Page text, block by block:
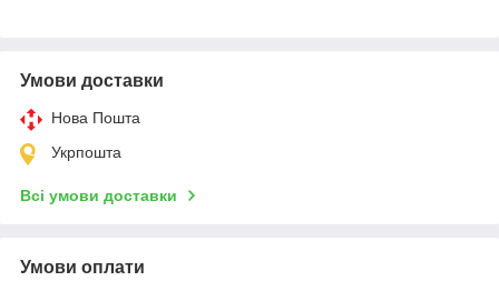
Умови доставки
Нова Пошта
Укрпошта
Всі умови доставки
Умови оплати